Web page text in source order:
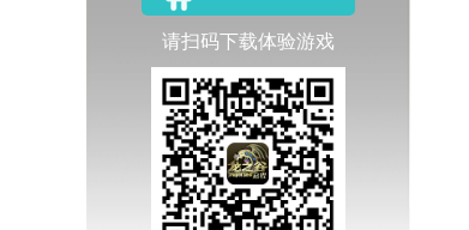
请扫码下载体验游戏